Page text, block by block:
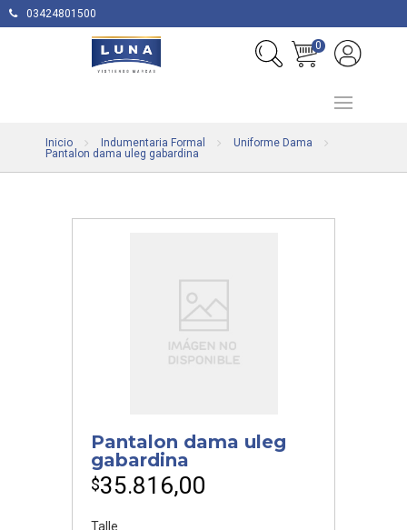
03424801500
0
Inicio Indumentaria Formal
Uniforme Dama
Pantalon dama uleg gabardina
Pantalon dama uleg
gabardina
$35.816,00
Talle